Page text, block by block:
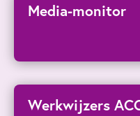
Media-monitor
Werkwijzers